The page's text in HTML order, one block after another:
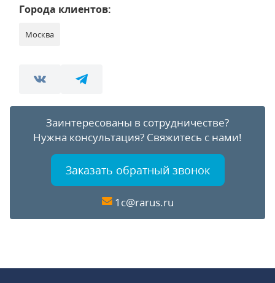
Города клиентов:
Москва
Заинтересованы в сотрудничестве?
Нужна консультация? Свяжитесь с нами!
Заказать обратный звонок
1c@rarus.ru